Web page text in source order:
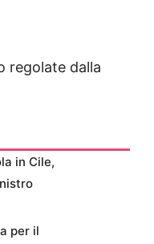
regolate dalla
in Cile,
per il